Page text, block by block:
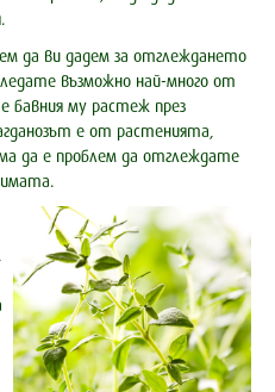
да ви дадем за отглеждането
възможно най-много от
бавния му растеж през
е от растенията,
да е проблем да отглеждате
,